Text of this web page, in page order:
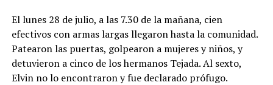
El lunes 28 de julio, a las 7.30 de la mañana, cien
efectivos con armas largas llegaron hasta la comunidad.
Patearon las puertas, golpearon a mujeres y niños, y
detuvieron a cinco de los hermanos Tejada. Al sexto,
Elvin no lo encontraron y fue declarado prófugo.